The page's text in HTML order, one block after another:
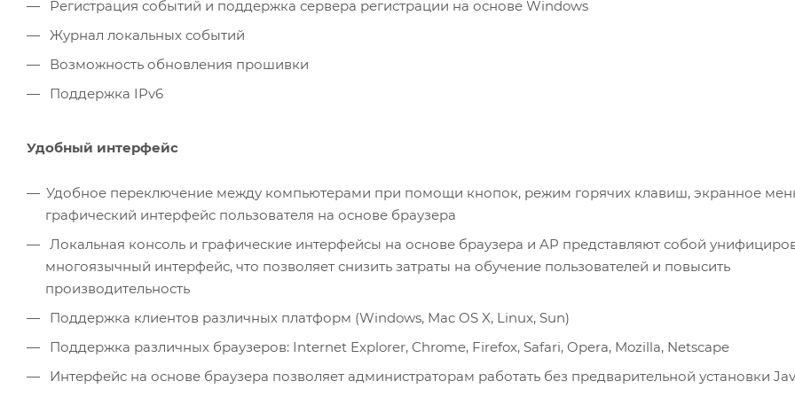
Регистрация событий и поддержка сервера регистрации на основе Windows
Журнал локальных событий
Возможность обновления прошивки
Поддержка IPv6
Удобный интерфейс
Удобное переключение между компьютерами при помощи кнопок, режим горячих клавиш, экранное
графический интерфейс пользователя на основе браузера
Локальная консоль и графические интерфейсы на основе браузера и AP представляют собой
многоязычный интерфейс, что позволяет снизить затраты на обучение пользователей и повысить
производительность
Поддержка клиентов различных платформ (Windows, Mac OS X, Linux, Sun)
Поддержка различных браузеров: Internet Explorer, Chrome, Firefox, Safari, Opera, Mozilla, Netscape
Интерфейс на основе браузера позволяет администраторам работать без предварительной установки